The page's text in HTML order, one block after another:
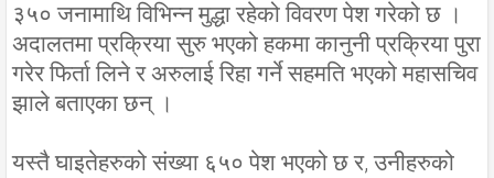
३५० जनामाथि विभिन्न मुद्धा रहेको विवरण पेश गरेको छ ।
अदालतमा प्रक्रिया सुरु भएको हकमा कानुनी प्रक्रिया पुरा
गरेर फिर्ता लिने र अरुलाई रिहा गर्ने सहमति भएको महासचिव
झाले बताएका छन् ।
यस्तै घाइतेहरुको संख्या ६५० पेश भएको छ र, उनीहरुको